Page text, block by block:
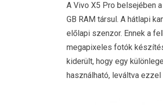
A Vivo X5 Pro belsejében
GB RAM társul. A hátlapi
előlapi szenzor. Ennek a
megapixeles fotók
kiderült, hogy egy
használható, leváltva